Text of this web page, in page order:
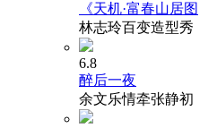
《天机·富春山居图
林志玲百变造型秀
6.8
醉后一夜
余文乐情牵张静初